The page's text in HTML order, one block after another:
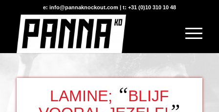
e: info@pannaknockout.com | t: +31 (0)10 310 10 48
LAMINE; “BLIJF